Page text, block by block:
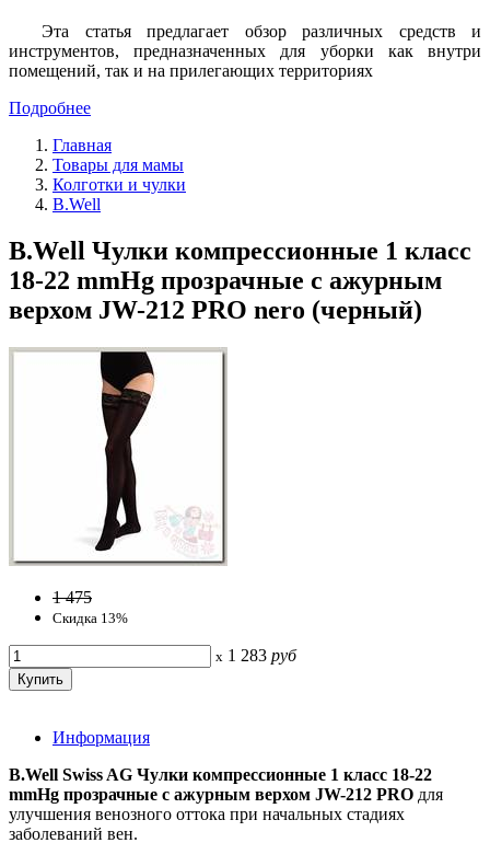
Эта статья предлагает обзор различных средств и
инструментов, предназначенных для уборки как внутри
помещений, так и на прилегающих территориях
Подробнее
Главная
Товары для мамы
Колготки и чулки
B.Well
B.Well Чулки компрессионные 1 класс
18-22 mmHg прозрачные с ажурным
верхом JW-212 PRO nero (черный)
1 475
Скидка 13%
x 1 283 руб
Информация
B.Well Swiss AG Чулки компрессионные 1 класс 18-22
mmHg прозрачные с ажурным верхом JW-212 PRO для
улучшения венозного оттока при начальных стадиях
заболеваний вен.